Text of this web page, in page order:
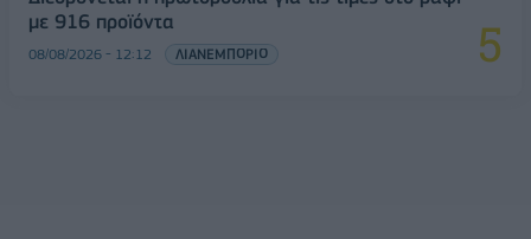
με 916 προϊόντα
08/08/2026 - 12:12 ΛΙΑΝΕΜΠΟΡΙΟ